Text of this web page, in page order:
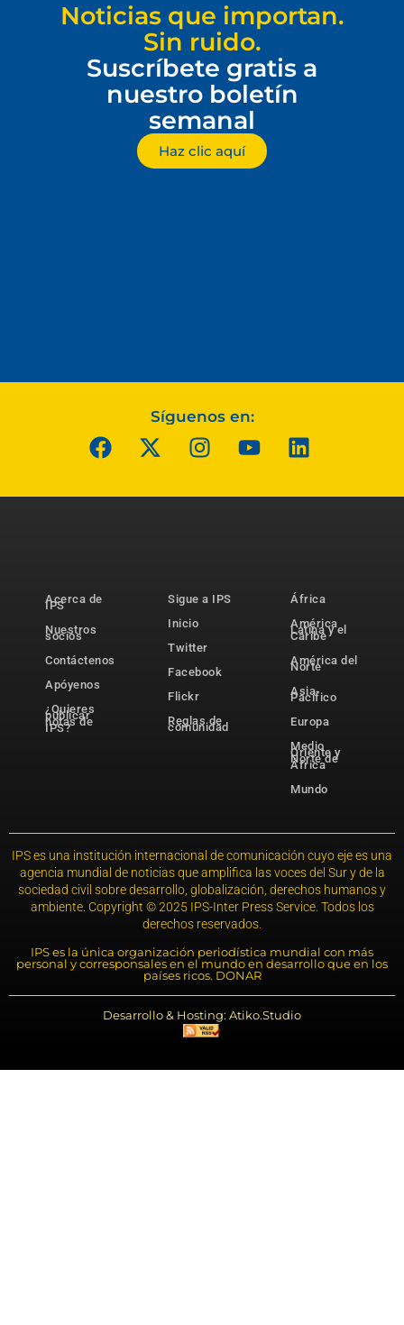
Noticias que importan.
Sin ruido.
Suscríbete gratis a
nuestro boletín
semanal
Haz clic aquí
Síguenos en:
Acerca de
IPS
Nuestros
socios
Contáctenos
Apóyenos
¿Quieres
publicar
notas de
IPS?
Sigue a IPS
Inicio
Twitter
Facebook
Flickr
Reglas de
comunidad
África
América
Latina y el
Caribe
América del
Norte
Asia-
Pacífico
Europa
Medio
Oriente y
Norte de
África
Mundo
IPS es una institución internacional de comunicación cuyo eje es una
agencia mundial de noticias que amplifica las voces del Sur y de la
sociedad civil sobre desarrollo, globalización, derechos humanos y
ambiente. Copyright © 2025 IPS-Inter Press Service. Todos los
derechos reservados.
IPS es la única organización periodística mundial con más
personal y corresponsales en el mundo en desarrollo que en los
países ricos. DONAR
Desarrollo & Hosting: Atiko.Studio